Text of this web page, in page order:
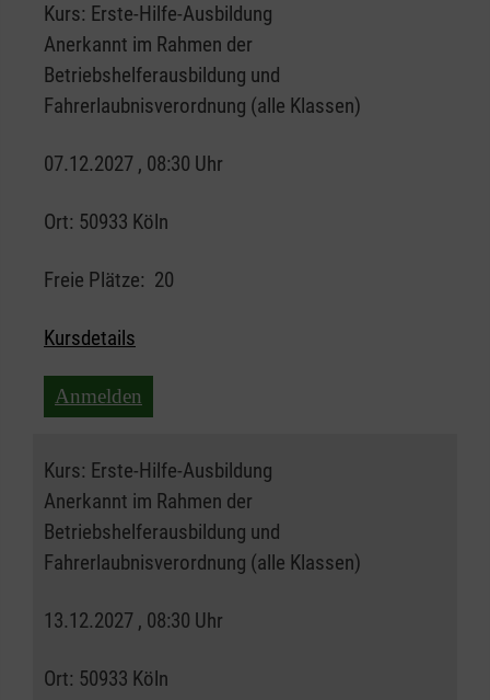
Kurs: Erste-Hilfe-Ausbildung
Anerkannt im Rahmen der
Betriebshelferausbildung und
Fahrerlaubnisverordnung (alle Klassen)
07.12.2027 , 08:30 Uhr
Ort: 50933 Köln
Freie Plätze: 20
Kursdetails
Anmelden
Kurs: Erste-Hilfe-Ausbildung
Anerkannt im Rahmen der
Betriebshelferausbildung und
Fahrerlaubnisverordnung (alle Klassen)
13.12.2027 , 08:30 Uhr
Ort: 50933 Köln